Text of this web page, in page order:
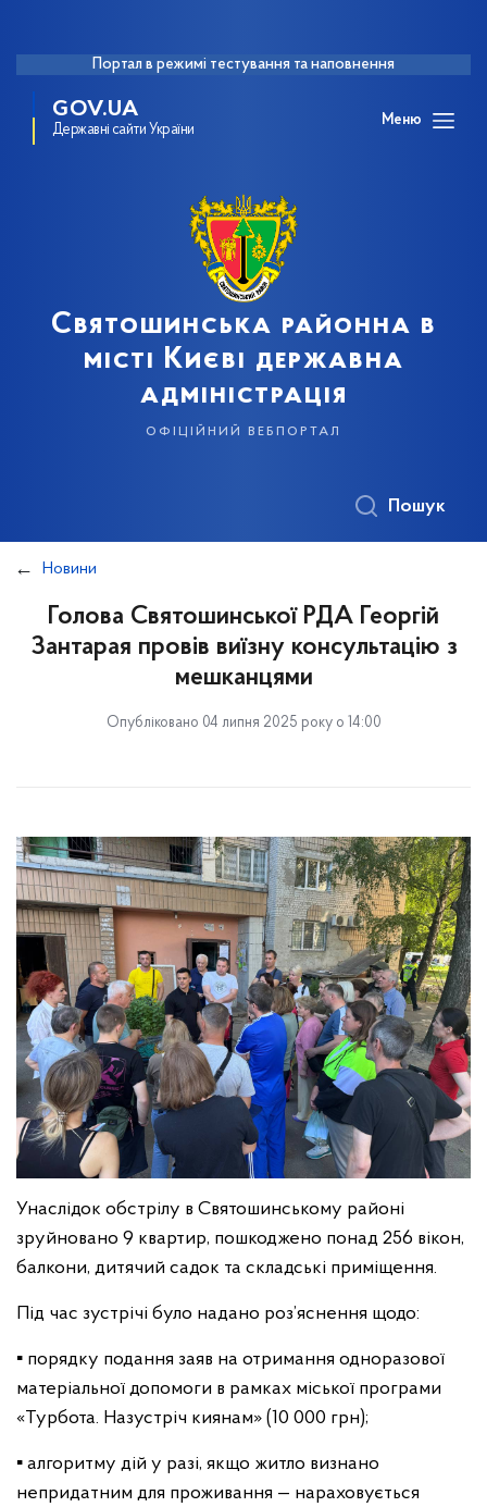
Портал в режимі тестування та наповнення
GOV.UA
Державні сайти України
Меню
Святошинська районна в
місті Києві державна
адміністрація
офіційний вебпортал
Пошук
Новини
Голова Святошинської РДА Георгій
Зантарая провів виїзну консультацію з
мешканцями
Опубліковано 04 липня 2025 року о 14:00
Унаслідок обстрілу в Святошинському районі
зруйновано 9 квартир, пошкоджено понад 256 вікон,
балкони, дитячий садок та складські приміщення.
Під час зустрічі було надано роз’яснення щодо:
▪️ порядку подання заяв на отримання одноразової
матеріальної допомоги в рамках міської програми
«Турбота. Назустріч киянам» (10 000 грн);
▪️ алгоритму дій у разі, якщо житло визнано
непридатним для проживання — нараховується